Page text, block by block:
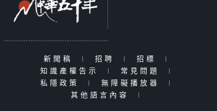
新聞稿 | 招聘 | 招標
|
知識產權告示
| 常見問題
|
私隱政策
| 無障礙播放器
|
其他語言內容
|